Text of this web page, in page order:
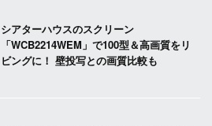
シアターハウスのスクリーン
「WCB2214WEM」で100型＆高画質をリ
ビングに！ 壁投写との画質比較も